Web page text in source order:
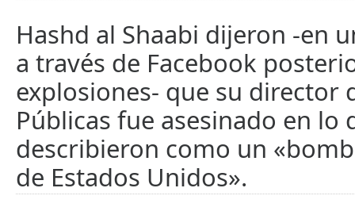
Hashd al Shaabi dijeron -en
a través de Facebook
explosiones- que su director
Públicas fue asesinado en lo
describieron como un
de Estados Unidos».